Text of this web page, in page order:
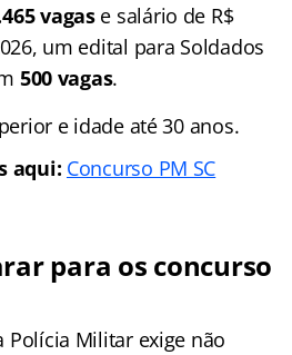
vagase salário de R$
um edital para Soldados
500 vagas.
e idade até 30 anos.
aqui: Concurso PM SC
para os concurso
Polícia Militar exige não